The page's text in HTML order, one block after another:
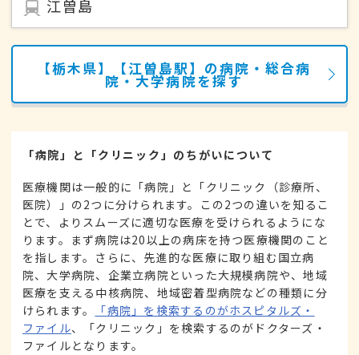
江曽島
【栃木県】【江曽島駅】の病院・総合病
院・大学病院を探す
「病院」と「クリニック」のちがいについて
医療機関は一般的に「病院」と「クリニック（診療所、
医院）」の2つに分けられます。この2つの違いを知るこ
とで、よりスムーズに適切な医療を受けられるようにな
ります。まず病院は20以上の病床を持つ医療機関のこと
を指します。さらに、先進的な医療に取り組む国立病
院、大学病院、企業立病院といった大規模病院や、地域
医療を支える中核病院、地域密着型病院などの種類に分
けられます。
「病院」を検索するのがホスピタルズ・
ファイル、「クリニック」を検索するのがドクターズ・
ファイルとなります。